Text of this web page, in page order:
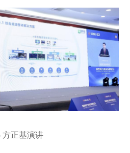
方正基演讲